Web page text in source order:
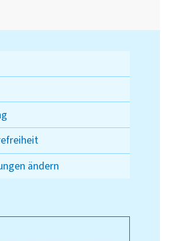
ändern